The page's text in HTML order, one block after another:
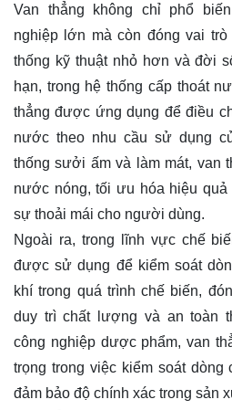
Van thẳng không chỉ phổ
nghiệp lớn mà còn đóng vai
thống kỹ thuật nhỏ hơn và đời
hạn, trong hệ thống cấp thoát
thẳng được ứng dụng để điều
nước theo nhu cầu sử dụng
thống sưởi ấm và làm mát, van
nước nóng, tối ưu hóa hiệu
sự thoải mái cho người dùng.
Ngoài ra, trong lĩnh vực chế
được sử dụng để kiểm soát
khí trong quá trình chế biến,
duy trì chất lượng và an toàn
công nghiệp dược phẩm, van
trọng trong việc kiểm soát
đảm bảo độ chính xác trong sản